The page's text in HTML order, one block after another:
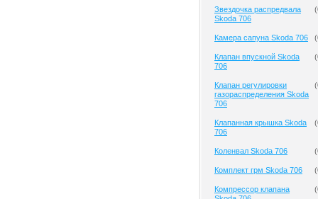
Звездочка распредвала
Skoda 706
(
Камера сапуна Skoda 706 (
Клапан впускной Skoda
706
(
Клапан регулировки
газораспределения Skoda
706
(
Клапанная крышка Skoda
706
(
Коленвал Skoda 706 (
Комплект грм Skoda 706 (
Компрессор клапана
(